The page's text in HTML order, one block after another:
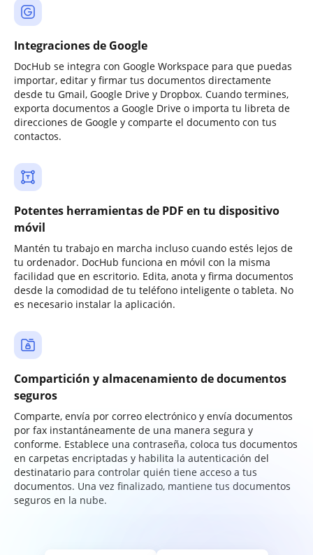
Integraciones de Google
DocHub se integra con Google Workspace para que puedas
importar, editar y firmar tus documentos directamente
desde tu Gmail, Google Drive y Dropbox. Cuando termines,
exporta documentos a Google Drive o importa tu libreta de
direcciones de Google y comparte el documento con tus
contactos.
Potentes herramientas de PDF en tu dispositivo
móvil
Mantén tu trabajo en marcha incluso cuando estés lejos de
tu ordenador. DocHub funciona en móvil con la misma
facilidad que en escritorio. Edita, anota y firma documentos
desde la comodidad de tu teléfono inteligente o tableta. No
es necesario instalar la aplicación.
Compartición y almacenamiento de documentos
seguros
Comparte, envía por correo electrónico y envía documentos
por fax instantáneamente de una manera segura y
conforme. Establece una contraseña, coloca tus documentos
en carpetas encriptadas y habilita la autenticación del
destinatario para controlar quién tiene acceso a tus
documentos. Una vez finalizado, mantiene tus documentos
seguros en la nube.